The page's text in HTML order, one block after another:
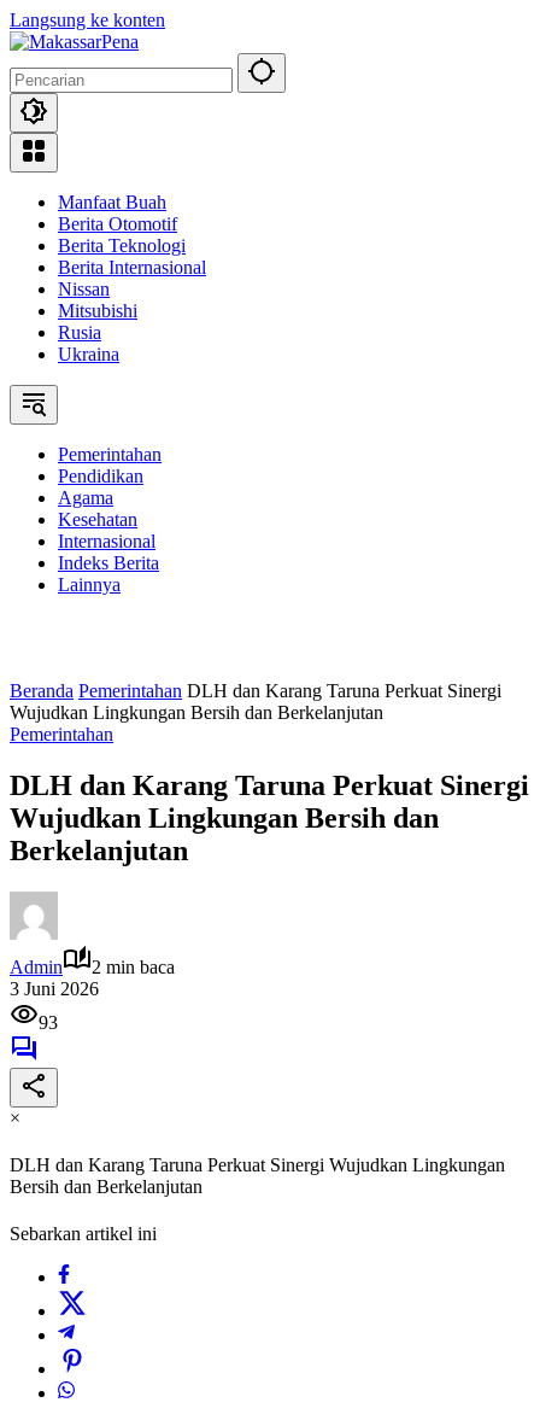
Langsung ke konten
Manfaat Buah
Berita Otomotif
Berita Teknologi
Berita Internasional
Nissan
Mitsubishi
Rusia
Ukraina
Pemerintahan
Pendidikan
Agama
Kesehatan
Internasional
Indeks Berita
Lainnya
Beranda Pemerintahan DLH dan Karang Taruna Perkuat Sinergi
Wujudkan Lingkungan Bersih dan Berkelanjutan
Pemerintahan
DLH dan Karang Taruna Perkuat Sinergi
Wujudkan Lingkungan Bersih dan
Berkelanjutan
Admin
2 min baca
3 Juni 2026
93
×
DLH dan Karang Taruna Perkuat Sinergi Wujudkan Lingkungan
Bersih dan Berkelanjutan
Sebarkan artikel ini